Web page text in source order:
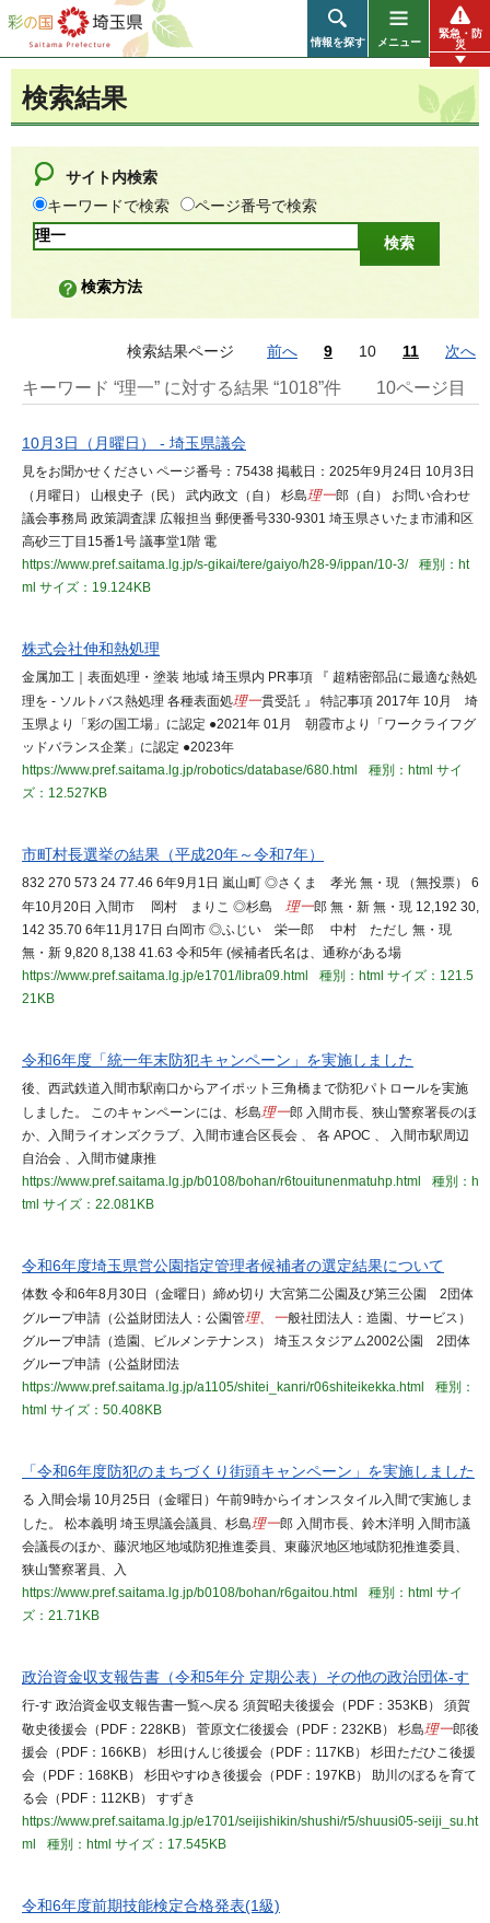
彩の国 埼玉県
情報を探す メニュー
緊急・防
災
検索結果
サイト内検索
キーワードで検索
ページ番号で検索
検索方法
検索結果ページ 前へ 9 10 11 次へ
キーワード “理一” に対する結果 “1018”件 10ページ目
10月3日（月曜日） - 埼玉県議会
見をお聞かせください ページ番号：75438 掲載日：2025年9月24日 10月3日
（月曜日） 山根史子（民） 武内政文（自） 杉島理一郎（自） お問い合わせ
議会事務局 政策調査課 広報担当 郵便番号330-9301 埼玉県さいたま市浦和区
高砂三丁目15番1号 議事堂1階 電
https://www.pref.saitama.lg.jp/s-gikai/tere/gaiyo/h28-9/ippan/10-3/
種別：ht
ml サイズ：19.124KB
株式会社伸和熱処理
金属加工｜表面処理・塗装 地域 埼玉県内 PR事項 『 超精密部品に最適な熱処
理を - ソルトバス熱処理 各種表面処理一貫受託 』 特記事項 2017年 10月 埼
玉県より「彩の国工場」に認定 ●2021年 01月 朝霞市より「ワークライフグ
ッドバランス企業」に認定 ●2023年
https://www.pref.saitama.lg.jp/robotics/database/680.html
種別：html サイ
ズ：12.527KB
市町村長選挙の結果（平成20年～令和7年）
832 270 573 24 77.46 6年9月1日 嵐山町 ◎さくま 孝光 無・現 （無投票） 6
年10月20日 入間市 岡村 まりこ ◎杉島 理一郎 無・新 無・現 12,192 30,
142 35.70 6年11月17日 白岡市 ◎ふじい 栄一郎 中村 ただし 無・現
無・新 9,820 8,138 41.63 令和5年 (候補者氏名は、通称がある場
https://www.pref.saitama.lg.jp/e1701/libra09.html
種別：html サイズ：121.5
21KB
令和6年度「統一年末防犯キャンペーン」を実施しました
後、西武鉄道入間市駅南口からアイポット三角橋まで防犯パトロールを実施
しました。 このキャンペーンには、杉島理一郎 入間市長、狭山警察署長のほ
か、入間ライオンズクラブ、入間市連合区長会 、 各 APOC 、 入間市駅周辺
自治会 、入間市健康推
https://www.pref.saitama.lg.jp/b0108/bohan/r6touitunenmatuhp.html
種別：h
tml サイズ：22.081KB
令和6年度埼玉県営公園指定管理者候補者の選定結果について
体数 令和6年8月30日（金曜日）締め切り 大宮第二公園及び第三公園 2団体
グループ申請（公益財団法人：公園管理、一般社団法人：造園、サービス）
グループ申請（造園、ビルメンテナンス） 埼玉スタジアム2002公園 2団体
グループ申請（公益財団法
https://www.pref.saitama.lg.jp/a1105/shitei_kanri/r06shiteikekka.html
種別：
html サイズ：50.408KB
「令和6年度防犯のまちづくり街頭キャンペーン」を実施しました
る 入間会場 10月25日（金曜日）午前9時からイオンスタイル入間で実施しま
した。 松本義明 埼玉県議会議員、杉島理一郎 入間市長、鈴木洋明 入間市議
会議長のほか、藤沢地区地域防犯推進委員、東藤沢地区地域防犯推進委員、
狭山警察署員、入
https://www.pref.saitama.lg.jp/b0108/bohan/r6gaitou.html
種別：html サイ
ズ：21.71KB
政治資金収支報告書（令和5年分 定期公表）その他の政治団体-す
行-す 政治資金収支報告書一覧へ戻る 須賀昭夫後援会（PDF：353KB） 須賀
敬史後援会（PDF：228KB） 菅原文仁後援会（PDF：232KB） 杉島理一郎後
援会（PDF：166KB） 杉田けんじ後援会（PDF：117KB） 杉田ただひこ後援
会（PDF：168KB） 杉田やすゆき後援会（PDF：197KB） 助川のぼるを育て
る会（PDF：112KB） すずき
https://www.pref.saitama.lg.jp/e1701/seijishikin/shushi/r5/shuusi05-seiji_su.ht
ml
種別：html サイズ：17.545KB
令和6年度前期技能検定合格発表(1級)